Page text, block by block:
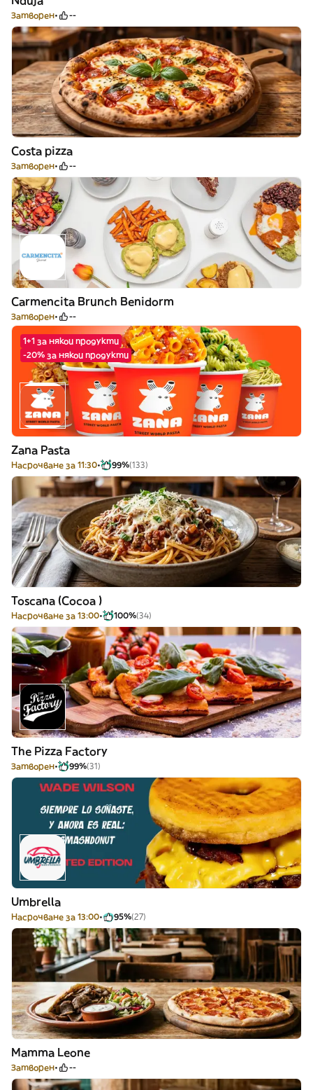
Затворен --
Costa pizza
Затворен --
Carmencita Brunch Benidorm
Затворен --
1+1 за някои продукти
-20% за някои продукти
Zana Pasta
Насрочване за 11:30 99%(133)
Toscana (Cocoa )
Насрочване за 13:00 100%(34)
The Pizza Factory
Затворен 99%(31)
Umbrella
Насрочване за 13:00 95%(27)
Mamma Leone
Затворен --